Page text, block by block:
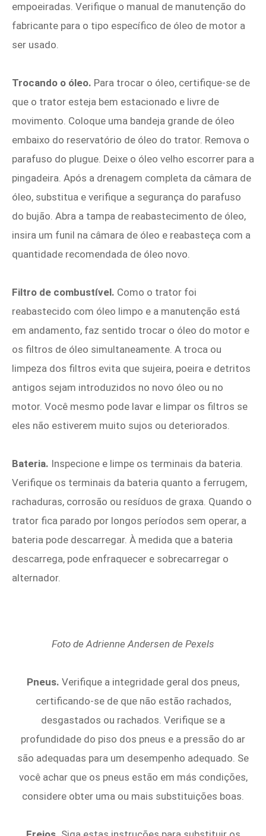
empoeiradas. Verifique o manual de manutenção do
fabricante para o tipo específico de óleo de motor a
ser usado.
Trocando o óleo. Para trocar o óleo, certifique-se de
que o trator esteja bem estacionado e livre de
movimento. Coloque uma bandeja grande de óleo
embaixo do reservatório de óleo do trator. Remova o
parafuso do plugue. Deixe o óleo velho escorrer para a
pingadeira. Após a drenagem completa da câmara de
óleo, substitua e verifique a segurança do parafuso
do bujão. Abra a tampa de reabastecimento de óleo,
insira um funil na câmara de óleo e reabasteça com a
quantidade recomendada de óleo novo.
Filtro de combustível. Como o trator foi
reabastecido com óleo limpo e a manutenção está
em andamento, faz sentido trocar o óleo do motor e
os filtros de óleo simultaneamente. A troca ou
limpeza dos filtros evita que sujeira, poeira e detritos
antigos sejam introduzidos no novo óleo ou no
motor. Você mesmo pode lavar e limpar os filtros se
eles não estiverem muito sujos ou deteriorados.
Bateria. Inspecione e limpe os terminais da bateria.
Verifique os terminais da bateria quanto a ferrugem,
rachaduras, corrosão ou resíduos de graxa. Quando o
trator fica parado por longos períodos sem operar, a
bateria pode descarregar. À medida que a bateria
descarrega, pode enfraquecer e sobrecarregar o
alternador.
Foto de Adrienne Andersen de Pexels
Pneus. Verifique a integridade geral dos pneus,
certificando-se de que não estão rachados,
desgastados ou rachados. Verifique se a
profundidade do piso dos pneus e a pressão do ar
são adequadas para um desempenho adequado. Se
você achar que os pneus estão em más condições,
considere obter uma ou mais substituições boas.